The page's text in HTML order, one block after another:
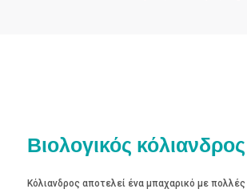
Βιολογικός
Κόλιανδρος αποτελεί ένα μπαχαρικό με